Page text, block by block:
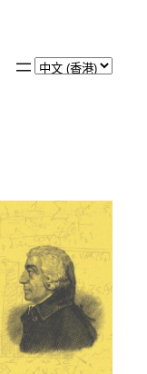
Choose